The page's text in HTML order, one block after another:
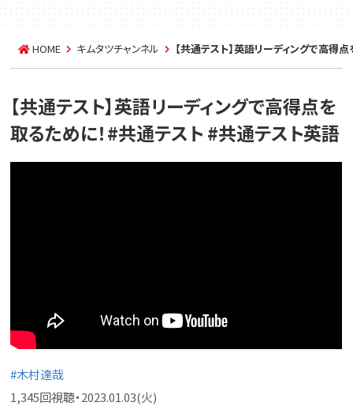
HOME キムタツチャンネル 【共通テスト】英語リーディングで高得
【共通テスト】英語リーディングで高得点を
取るために！#共通テスト #共通テスト英語
#木村達哉
1,345回視聴・2023.01.03(火)